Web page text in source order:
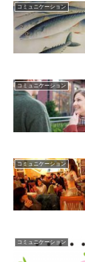
コミュニケーション
コミュニケーション
コミュニケーション
コミュニケーション